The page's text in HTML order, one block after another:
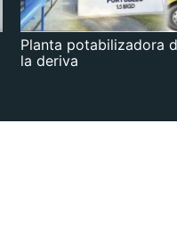
Planta potabilizadora
la deriva